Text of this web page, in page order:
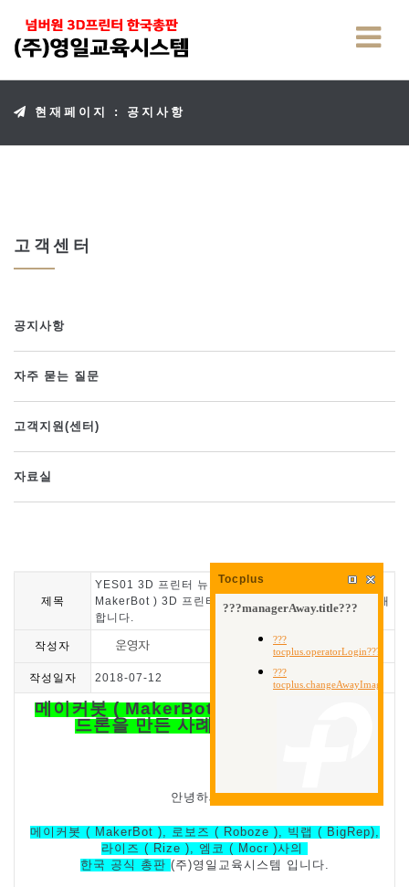
현재페이지 : 공지사항
고객센터
공지사항
자주 묻는 질문
고객지원(센터)
자료실
제목
YES01 3D 프린터 뉴스레터 50탄_ 메이커봇 (
MakerBot ) 3D 프린터로 소형 드론을 만든 사례를 소개
합니다.
작성자
작성일자 2018-07-12
메이커봇( MakerBot ) 3D
드론을 만든 사례를 소개합니다
안녕하세요.
메이커봇 ( MakerBot ), 로보즈 ( Roboze ), 빅랩 ( BigRep),
라이즈 ( Rize ), 엠코 ( Mocr )사의
한국 공식 총판 (주)영일교육시스템 입니다.
Tocplus